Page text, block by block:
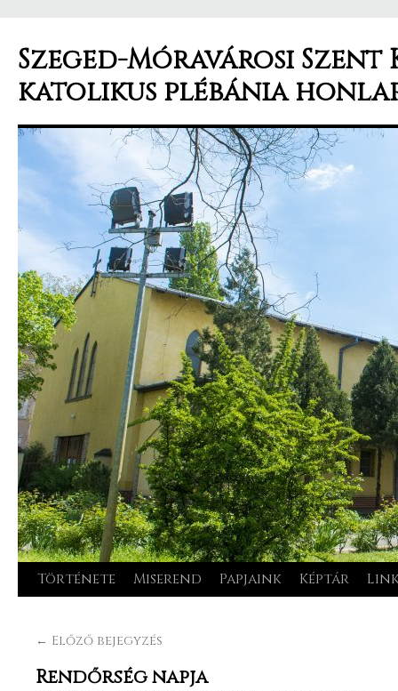
Szeged-Móravárosi Szent
katolikus plébánia
Kilépés
tartalomba
Története Miserend Papjaink Képtár
← Előző bejegyzés
Rendőrség napja